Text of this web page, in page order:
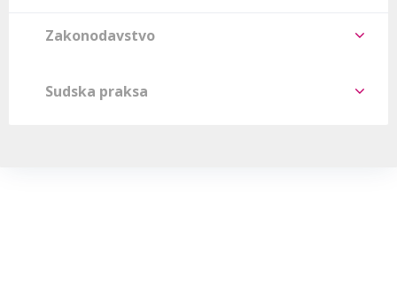
Zakonodavstvo
Sudska praksa